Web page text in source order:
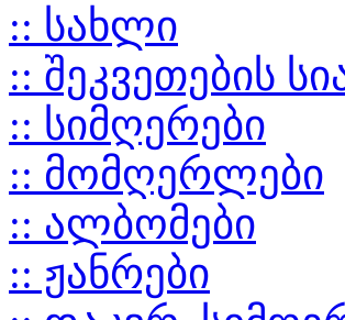
:: სახლი
:: შეკვეთების
:: სიმღერები
:: მომღერლები
:: ალბომები
:: ჟანრები